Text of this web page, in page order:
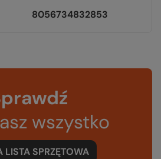
8056734832853
wszystko
LISTA SPRZĘTOWA